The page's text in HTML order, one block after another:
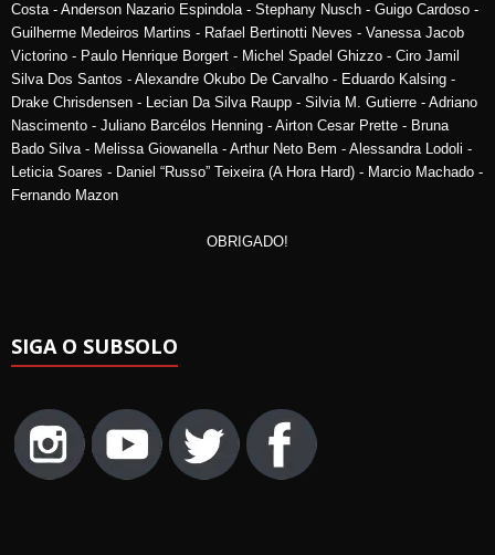
Costa - Anderson Nazario Espindola - Stephany Nusch - Guigo Cardoso -
Guilherme Medeiros Martins - Rafael Bertinotti Neves - Vanessa Jacob
Victorino - Paulo Henrique Borgert - Michel Spadel Ghizzo - Ciro Jamil
Silva Dos Santos - Alexandre Okubo De Carvalho - Eduardo Kalsing -
Drake Chrisdensen - Lecian Da Silva Raupp - Silvia M. Gutierre - Adriano
Nascimento - Juliano Barcélos Henning - Airton Cesar Prette - Bruna
Bado Silva - Melissa Giowanella - Arthur Neto Bem - Alessandra Lodoli -
Leticia Soares - Daniel “Russo” Teixeira (A Hora Hard) - Marcio Machado -
Fernando Mazon
OBRIGADO!
SIGA O SUBSOLO